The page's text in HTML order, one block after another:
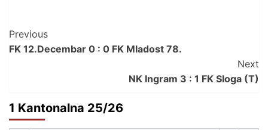
Post
Navigation
Previous
FK 12.Decembar 0 : 0 FK Mladost 78.
Next
NK Ingram 3 : 1 FK Sloga (T)
1 Kantonalna 25/26